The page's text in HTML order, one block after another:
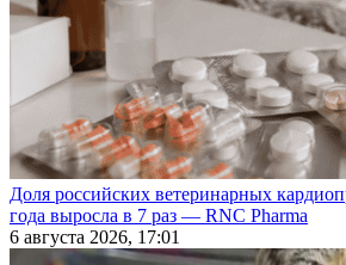
Доля российских ветеринарных
года выросла в 7 раз — RNC Pharma
6 августа 2026, 17:01